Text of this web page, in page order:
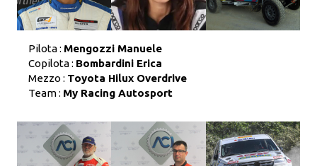
Pilota : Mengozzi Manuele
Copilota : Bombardini Erica
Mezzo : Toyota Hilux Overdrive
Team : My Racing Autosport